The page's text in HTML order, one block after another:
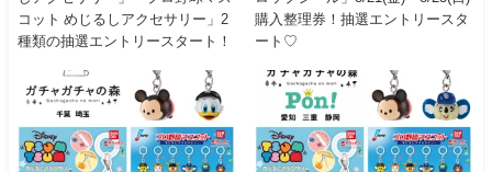
コット めじるしアクセサリー」2
種類の抽選エントリースタート！
購入整理券！抽選エントリースタ
ート♡